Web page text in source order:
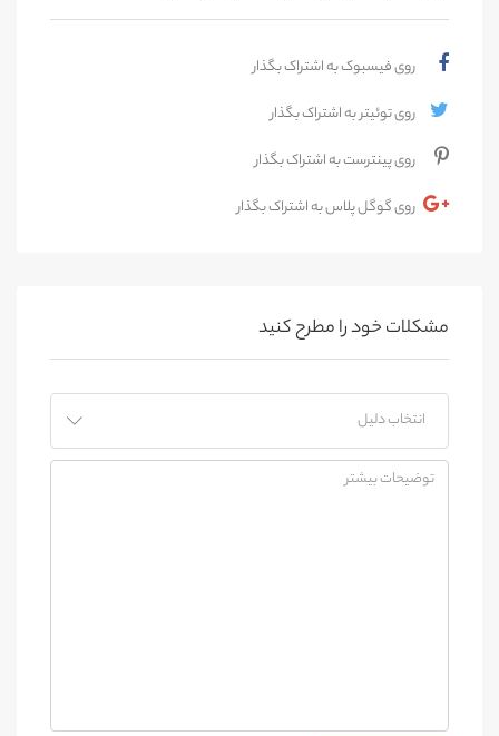
روی فیسبوک به اشتراک بگذار
روی توئیتر به اشتراک بگذار
روی پینترست به اشتراک بگذار
روی گوگل پلاس به اشتراک بگذار
مشکلات خود را مطرح کنید